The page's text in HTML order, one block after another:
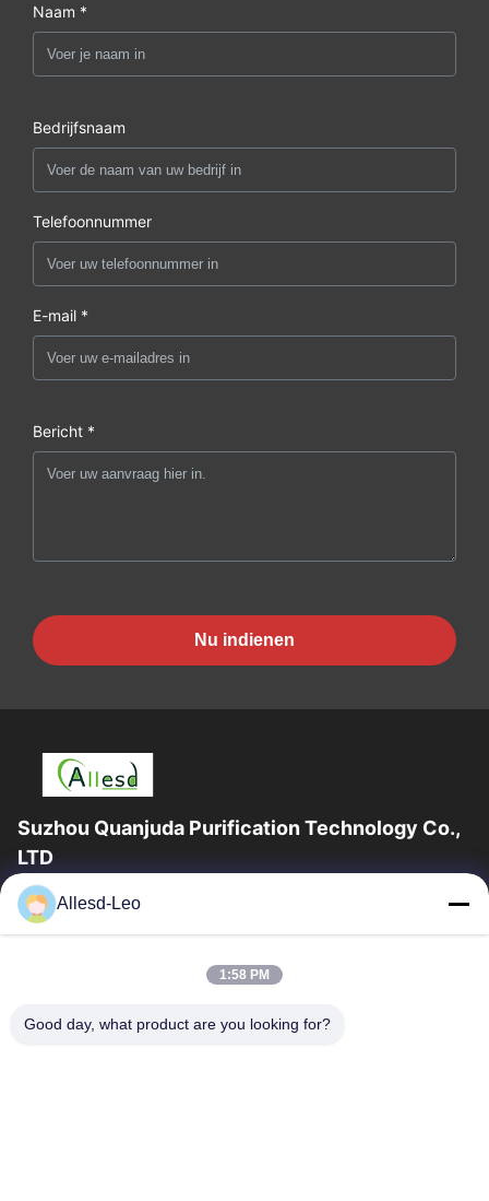
Naam *
Bedrijfsnaam
Telefoonnummer
E-mail *
Bericht *
Nu indienen
Suzhou Quanjuda Purification Technology Co.,
LTD
16years ervaring, als belangrijke fabrikant en exporteur van
ESD & Cleanroom producten, bieden wij een volledige lijn van
Huis
Producten
Allesd-Leo
1:58 PM
Good day, what product are you looking for?